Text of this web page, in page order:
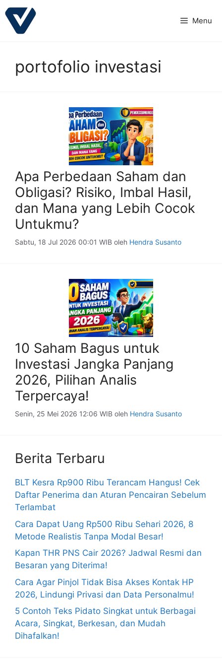
Langsung
ke
Menu
portofolio investasi
Apa Perbedaan Saham dan
Obligasi? Risiko, Imbal Hasil,
dan Mana yang Lebih Cocok
Untukmu?
Sabtu, 18 Jul 2026 00:01 WIB oleh Hendra Susanto
10 Saham Bagus untuk
Investasi Jangka Panjang
2026, Pilihan Analis
Terpercaya!
Senin, 25 Mei 2026 12:06 WIB oleh Hendra Susanto
Berita Terbaru
BLT Kesra Rp900 Ribu Terancam Hangus! Cek
Daftar Penerima dan Aturan Pencairan Sebelum
Terlambat
Cara Dapat Uang Rp500 Ribu Sehari 2026, 8
Metode Realistis Tanpa Modal Besar!
Kapan THR PNS Cair 2026? Jadwal Resmi dan
Besaran yang Diterima!
Cara Agar Pinjol Tidak Bisa Akses Kontak HP
2026, Lindungi Privasi dan Data Personalmu!
5 Contoh Teks Pidato Singkat untuk Berbagai
Acara, Singkat, Berkesan, dan Mudah
Dihafalkan!